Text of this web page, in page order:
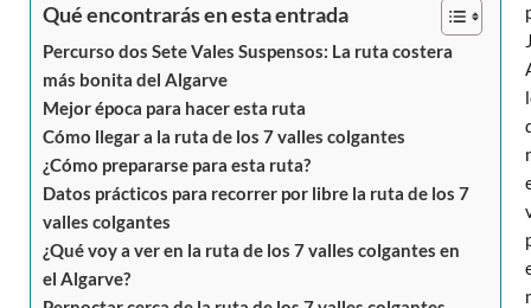
Qué encontrarás en esta entrada
Percurso dos Sete Vales Suspensos: La ruta costera
más bonita del Algarve
Mejor época para hacer esta ruta
Cómo llegar a la ruta de los 7 valles colgantes
¿Cómo prepararse para esta ruta?
Datos prácticos para recorrer por libre la ruta de los 7
valles colgantes
¿Qué voy a ver en la ruta de los 7 valles colgantes en
el Algarve?